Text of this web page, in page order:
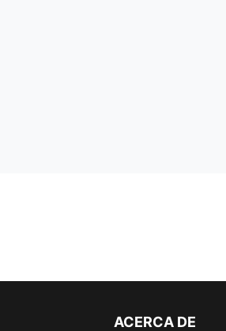
ACERCA DE